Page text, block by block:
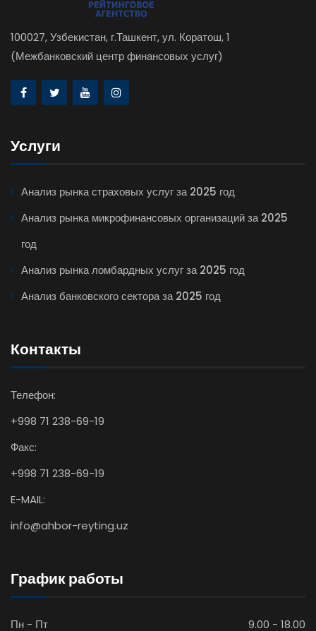
100027, Узбекистан, г.Ташкент, ул. Коратош, 1
(Межбанковский центр финансовых услуг)
Услуги
Анализ рынка страховых услуг за 2025 год
Анализ рынка микрофинансовых организаций за 2025
год
Анализ рынка ломбардных услуг за 2025 год
Анализ банковского сектора за 2025 год
Контакты
Телефон:
+998 71 238-69-19
Факс:
+998 71 238-69-19
E-MAIL:
info@ahbor-reyting.uz
График работы
Пн - Пт 9.00 - 18.00